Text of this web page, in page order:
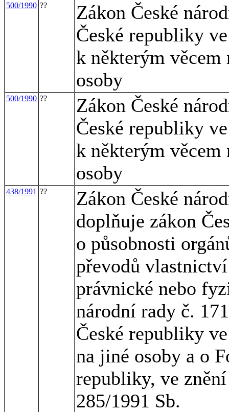
500/1990 ??
Zákon České
České republiky
k některým
osoby
500/1990 ??
Zákon České
České republiky
k některým
osoby
438/1991 ??
Zákon České
doplňuje zákon
o působnosti
převodů
právnické nebo
národní rady č.
České republiky
na jiné osoby a o
republiky, ve
285/1991 Sb.